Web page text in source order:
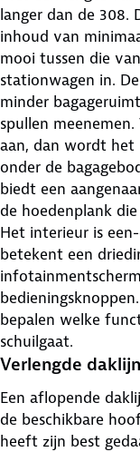
langer dan de
inhoud van
mooi tussen die
stationwagen in.
minder
spullen
aan, dan wordt het
onder de
biedt een
de hoedenplank
Het interieur is
betekent een
bepalen welke
schuilgaat.
Verlengde daklijn
Een aflopende
de beschikbare
heeft zijn best